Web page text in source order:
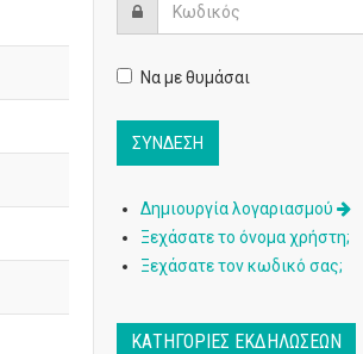
Να με θυμάσαι
Δημιουργία λογαριασμού
Ξεχάσατε το όνομα χρήστη;
Ξεχάσατε τον κωδικό σας;
ΚΑΤΗΓΟΡΊΕΣ ΕΚΔΗΛΏΣΕΩΝ